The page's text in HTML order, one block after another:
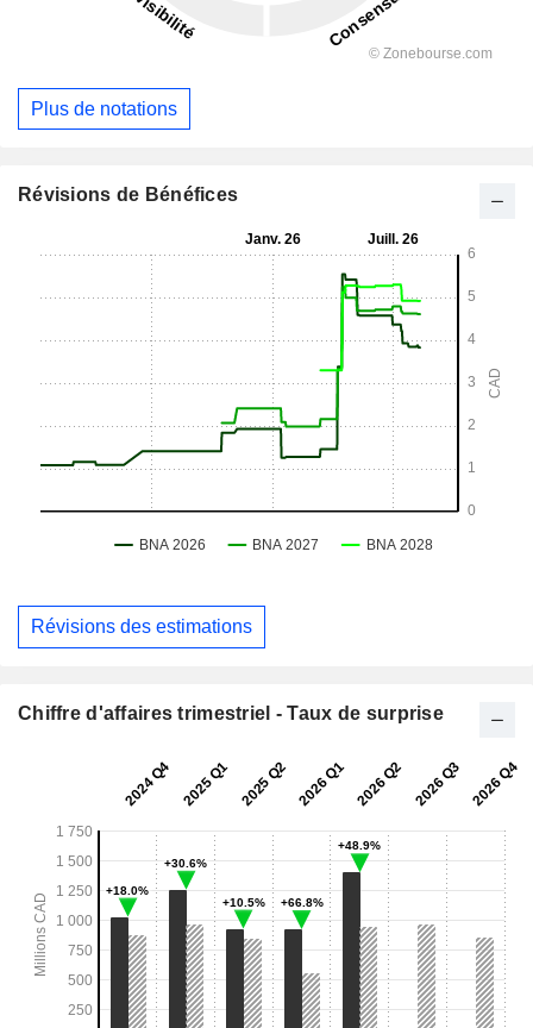
Plus de notations
Révisions de Bénéfices
Révisions des estimations
Chiffre d'affaires trimestriel - Taux de surprise